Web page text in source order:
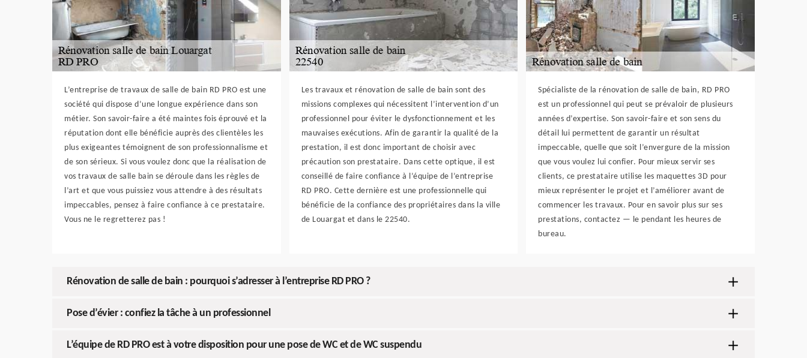
L’entreprise de travaux de salle de bain RD PRO est une
société qui dispose d’une longue expérience dans son
métier. Son savoir-faire a été maintes fois éprouvé et la
réputation dont elle bénéficie auprès des clientèles les
plus exigeantes témoignent de son professionnalisme et
de son sérieux. Si vous voulez donc que la réalisation de
vos travaux de salle bain se déroule dans les règles de
l’art et que vous puissiez vous attendre à des résultats
impeccables, pensez à faire confiance à ce prestataire.
Vous ne le regretterez pas !
Les travaux et rénovation de salle de bain sont des
missions complexes qui nécessitent l’intervention d’un
professionnel pour éviter le dysfonctionnement et les
mauvaises exécutions. Afin de garantir la qualité de la
prestation, il est donc important de choisir avec
précaution son prestataire. Dans cette optique, il est
conseillé de faire confiance à l’équipe de l’entreprise
RD PRO. Cette dernière est une professionnelle qui
bénéficie de la confiance des propriétaires dans la ville
de Louargat et dans le 22540.
Spécialiste de la rénovation de salle de bain, RD PRO
est un professionnel qui peut se prévaloir de plusieurs
années d’expertise. Son savoir-faire et son sens du
détail lui permettent de garantir un résultat
impeccable, quelle que soit l’envergure de la mission
que vous voulez lui confier. Pour mieux servir ses
clients, ce prestataire utilise les maquettes 3D pour
mieux représenter le projet et l’améliorer avant de
commencer les travaux. Pour en savoir plus sur ses
prestations, contactez — le pendant les heures de
bureau.
Rénovation de salle de bain : pourquoi s’adresser à l’entreprise RD PRO ?
Pose d’évier : confiez la tâche à un professionnel
L’équipe de RD PRO est à votre disposition pour une pose de WC et de WC suspendu